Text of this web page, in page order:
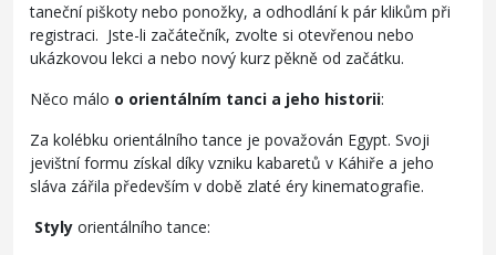
taneční piškoty nebo ponožky, a odhodlání k pár klikům při
registraci. Jste-li začátečník, zvolte si otevřenou nebo
ukázkovou lekci a nebo nový kurz pěkně od začátku.
Něco málo o orientálním tanci a jeho historii:
Za kolébku orientálního tance je považován Egypt. Svoji
jevištní formu získal díky vzniku kabaretů v Káhiře a jeho
sláva zářila především v době zlaté éry kinematografie.
Styly orientálního tance: